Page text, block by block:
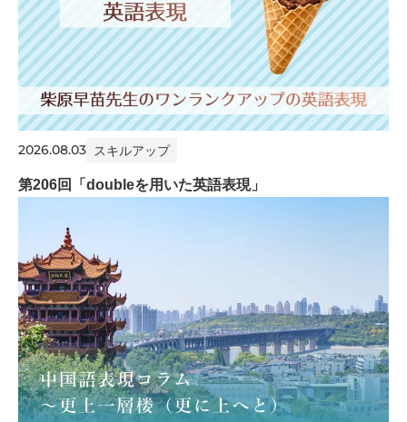
2026.08.03 スキルアップ
第206回「doubleを用いた英語表現」